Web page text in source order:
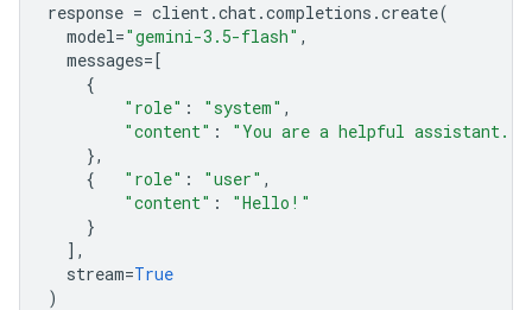
response = client.chat.completions .create(
model="gemini-3.5-flash" ,
messages=[
{
"role" : "system" ,
"content" :
"You are a helpful assistant."
},
{
"role" : "user" ,
"content" :
"Hello!"
}
],
stream=True
)